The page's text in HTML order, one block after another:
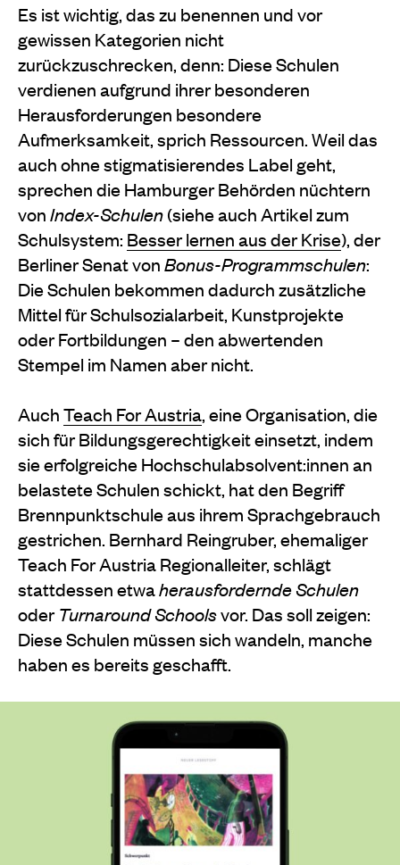
Es ist wichtig, das zu benennen und vor
gewissen Kategorien nicht
zurückzuschrecken, denn: Diese Schulen
verdienen aufgrund ihrer besonderen
Herausforderungen besondere
Aufmerksamkeit, sprich Ressourcen. Weil das
auch ohne stigmatisierendes Label geht,
sprechen die Hamburger Behörden nüchtern
vonIndex-Schulen(siehe auch Artikel zum
Schulsystem: Besser lernen aus der Krise), der
Berliner Senat vonBonus-Programmschulen:
Die Schulen bekommen dadurch zusätzliche
Mittel für Schulsozialarbeit, Kunstprojekte
oder Fortbildungen – den abwertenden
Stempel im Namen aber nicht.
AuchTeach For Austria, eine Organisation, die
sich für Bildungsgerechtigkeit einsetzt, indem
sie erfolgreiche Hochschulabsolvent:innen an
belastete Schulen schickt, hat den Begriff
Brennpunktschule aus ihrem Sprachgebrauch
gestrichen. Bernhard Reingruber, ehemaliger
Teach For Austria Regionalleiter, schlägt
stattdessen etwaherausfordernde Schulen
oder Turnaround Schoolsvor. Das soll zeigen:
Diese Schulen müssen sich wandeln, manche
haben es bereits geschafft.